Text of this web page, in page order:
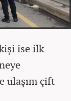
ise ilk
ulaşım çift